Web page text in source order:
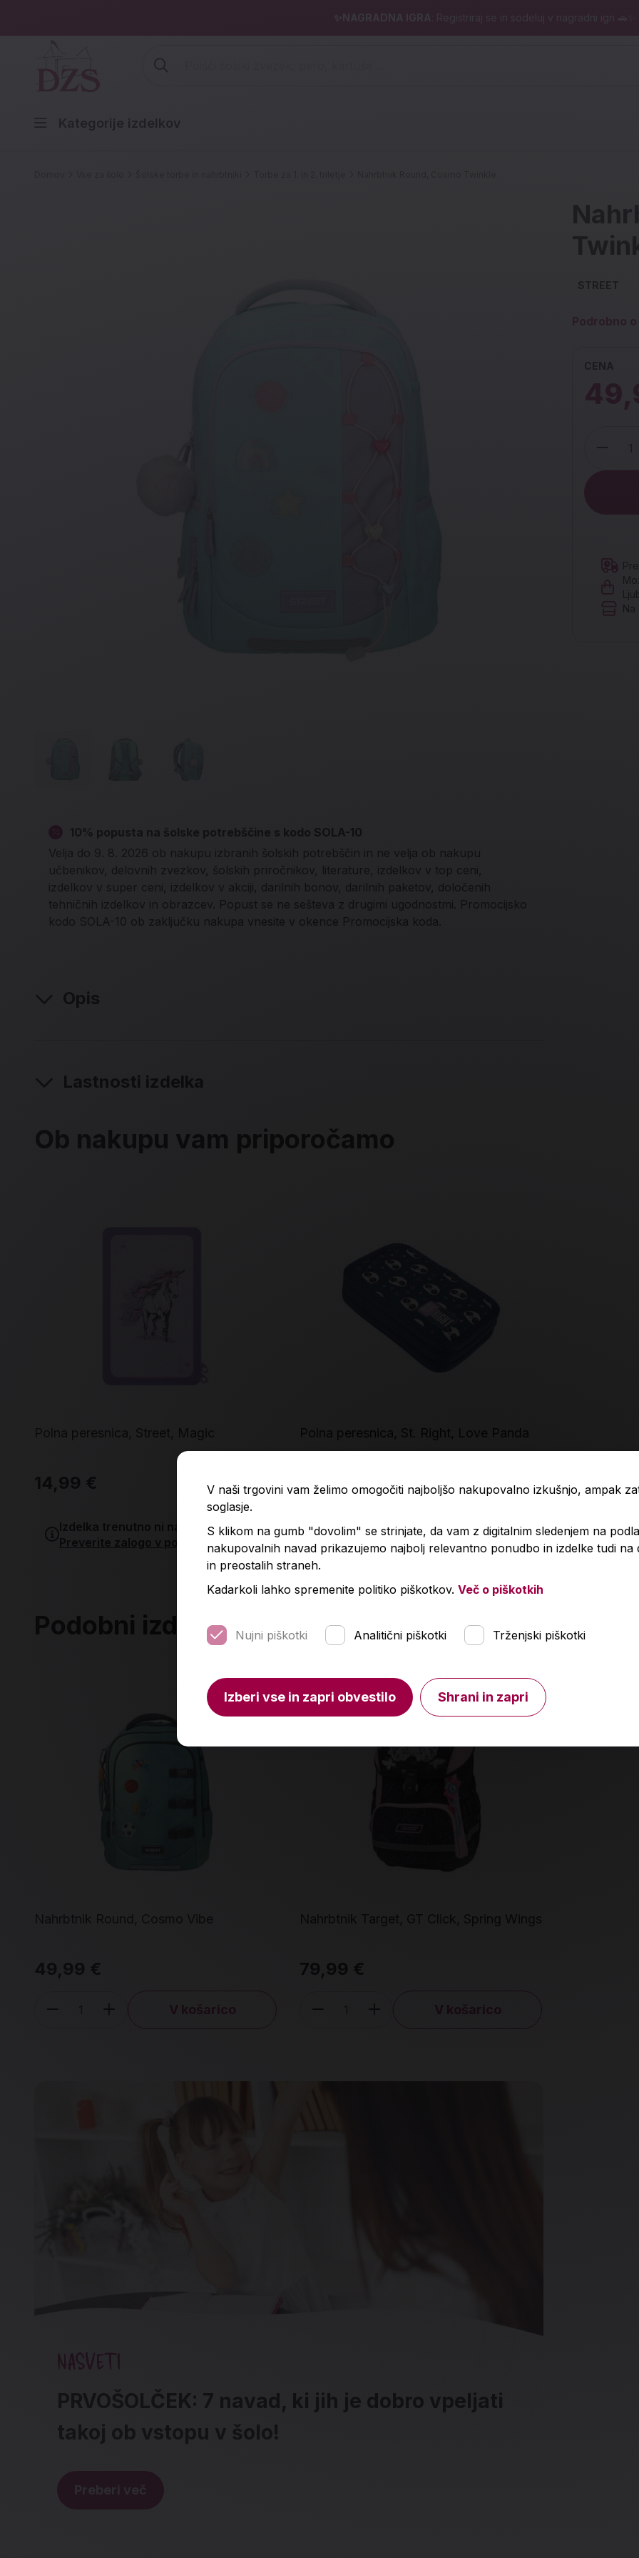
✨NAGRADNA IGRA : Registriraj se in sodeluj v nagradni igri 🚗✨
Kategorije izdelkov
10% popusta na šolske potrebščine s kodo SOLA-10
Velja do 9. 8. 2026 ob nakupu izbranih šolskih potrebščin in ne velja ob nakupu
učbenikov, delovnih zvezkov, šolskih priročnikov, literature, izdelkov v top ceni,
izdelkov v super ceni, izdelkov v akciji, darilnih bonov, darilnih paketov, določenih
tehničnih izdelkov in obrazcev. Popust se ne sešteva z drugimi ugodnostmi. Promocijsko
kodo SOLA-10 ob zaključku nakupa vnesite v okence Promocijska koda.
STREET
Podrobno
CENA
Količina
Opis
Lastnosti izdelka
Ob nakupu vam priporočamo
Polna peresnica, Street, Magic
14,99 €
Izdelka trenutno ni na zalogi.
Preverite zalogo v poslovalnicah .
Polna peresnica, St. Right, Love Panda
9,99 €
Izdelka trenutno ni na zalogi.
Preverite zalogo v poslovalnicah.
22,90 €
Podobni izdelki
Nahrbtnik Round, Cosmo Vibe
49,99 €
Količina
V košarico
Nahrbtnik Target, GT Click, Spring Wings
79,99 €
Količina
V košarico
NASVETI
PRVOŠOLČEK: 7 navad, ki jih je dobro vpeljati
takoj ob vstopu v šolo!
Preberi več
V naši trgovini vam želimo omogočiti najboljšo nakupovalno izkušnjo, ampak
soglasje.
S klikom na gumb "dovolim" se strinjate, da vam z digitalnim sledenjem na
nakupovalnih navad prikazujemo najbolj relevantno ponudbo in izdelke tudi na
in preostalih straneh.
Kadarkoli lahko spremenite politiko piškotkov. Več o piškotkih
Nujni piškotki Analitični piškotki Trženjski piškotki
Izberi vse in zapri obvestilo Shrani in zapri